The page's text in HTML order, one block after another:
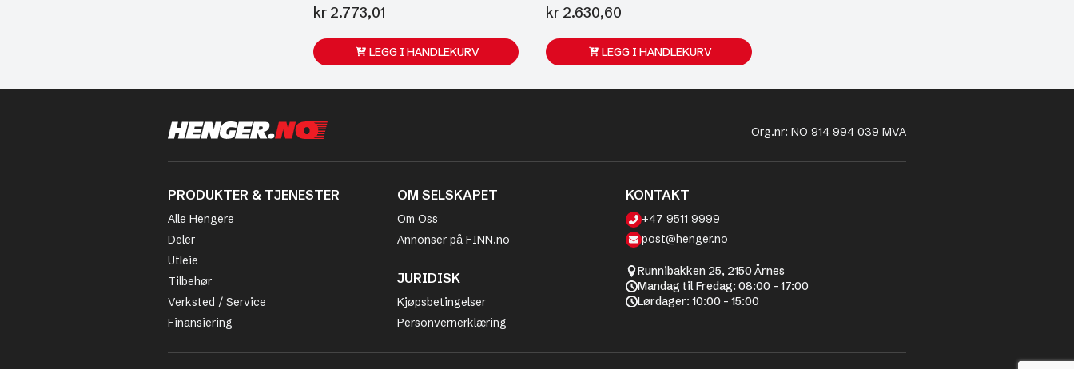
kr 2.773,01
LEGG I HANDLEKURV
kr 2.630,60
LEGG I HANDLEKURV
Org.nr: NO 914 994 039 MVA
PRODUKTER & TJENESTER
Alle Hengere
Deler
Utleie
Tilbehør
Verksted / Service
Finansiering
OM SELSKAPET
Om Oss
Annonser på FINN.no
JURIDISK
Kjøpsbetingelser
Personvernerklæring
KONTAKT
+47 9511 9999
post@henger.no
Runnibakken 25, 2150 Årnes
Mandag til Fredag: 08:00 - 17:00
Lørdager: 10:00 - 15:00